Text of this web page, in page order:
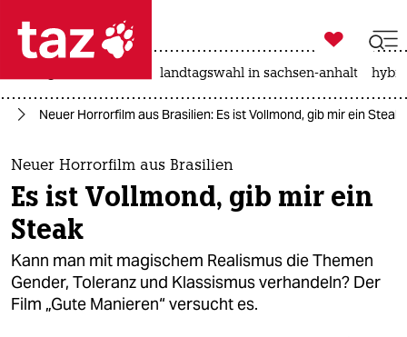
 taz zahl ich
taz zahl ich
themen
politik
öko
gesellschaft

taz zahl ich
landtagswahl in sachsen-anhalt
Neuer Horrorfilm aus Brasilien: Es ist Vollmond, gib mir ein Steak
Neuer Horrorfilm aus Brasilien
Es ist Vollmond, gib mir ein
Steak
Kann man mit magischem Realismus die Themen
Gender, Toleranz und Klassismus verhandeln? Der
Film „Gute Manieren“ versucht es.